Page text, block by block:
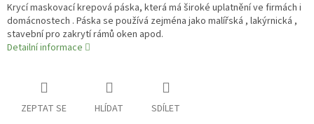
Krycí maskovací krepová páska, která má široké uplatnění ve firmách i
domácnostech . Páska se používá zejména jako malířská , lakýrnická ,
stavební pro zakrytí rámů oken apod.
Detailní informace
ZEPTAT SE HLÍDAT SDÍLET